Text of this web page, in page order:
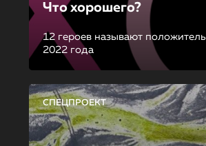
Что хорошего?
12 героев называют
2022 года
СПЕЦПРОЕКТ